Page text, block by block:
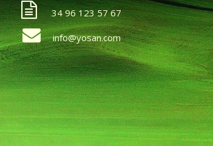
34 96 123 57 67
info@yosan.com